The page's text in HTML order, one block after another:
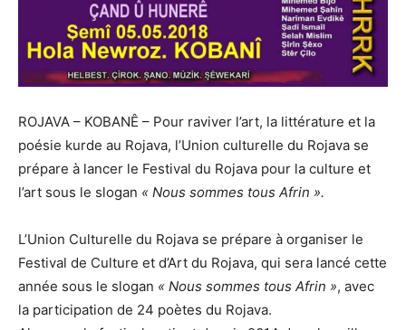
ROJAVA – KOBANÊ – Pour raviver l’art, la littérature et la
poésie kurde au Rojava, l’Union culturelle du Rojava se
prépare à lancer le Festival du Rojava pour la culture et
l’art sous le slogan « Nous sommes tous Afrin ».
L’Union Culturelle du Rojava se prépare à organiser le
Festival de Culture et d’Art du Rojava, qui sera lancé cette
année sous le slogan « Nous sommes tous Afrin », avec
la participation de 24 poètes du Rojava.